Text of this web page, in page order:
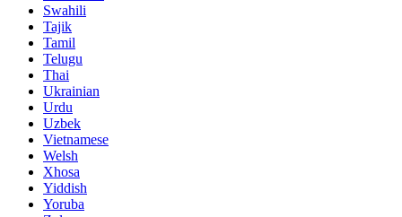
Swahili
Tajik
Tamil
Telugu
Thai
Ukrainian
Urdu
Uzbek
Vietnamese
Welsh
Xhosa
Yiddish
Yoruba